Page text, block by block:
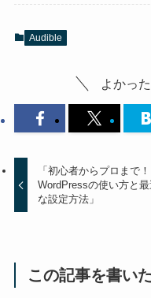
Audible
よかっ
「初心者からプロまで！
WordPressの使い方と最
な設定方法」
この記事を書い